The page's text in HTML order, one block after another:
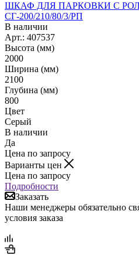
ШКАФ ДЛЯ ПАРКОВКИ С
СГ-200/210/80/3/РП
В наличии
Арт.: 407537
Высота (мм)
2000
Ширина (мм)
2100
Глубина (мм)
800
Цвет
Серый
В наличии
Да
Цена по запросу
Варианты цен
Цена по запросу
Подробности
Заказать
Наши менеджеры обязательно
условия заказа